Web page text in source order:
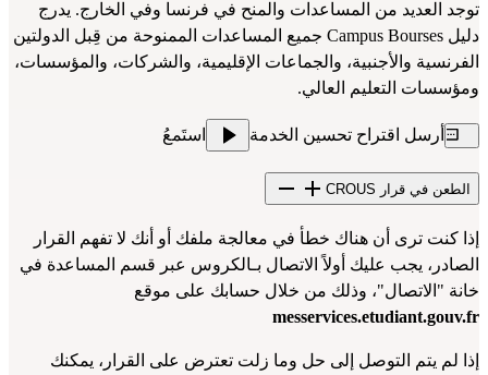
دليل Campus Bourses
ومؤسسات التعليم العالي.
أرسل اقتراح تحسين الخدمة استَمعُ
الطعن في قرار CROUS
الصادر، يجب عليك أولاً الاتصال بـالكروس عبر قسم المساعدة
خانة "الاتصال"، وذلك من خلال حسابك على موقع
messervices.etudiant.gouv.fr